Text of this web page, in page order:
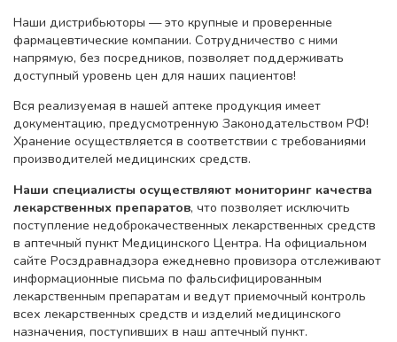
Наши дистрибьюторы — это крупные и проверенные
фармацевтические компании. Сотрудничество с ними
напрямую, без посредников, позволяет поддерживать
доступный уровень цен для наших пациентов!
Вся реализуемая в нашей аптеке продукция имеет
документацию, предусмотренную Законодательством РФ!
Хранение осуществляется в соответствии с требованиями
производителей медицинских средств.
Наши специалисты осуществляют мониторинг качества
лекарственных препаратов, что позволяет исключить
поступление недоброкачественных лекарственных средств
в аптечный пункт Медицинского Центра. На официальном
сайте Росздравнадзора ежедневно провизора отслеживают
информационные письма по фальсифицированным
лекарственным препаратам и ведут приемочный контроль
всех лекарственных средств и изделий медицинского
назначения, поступивших в наш аптечный пункт.